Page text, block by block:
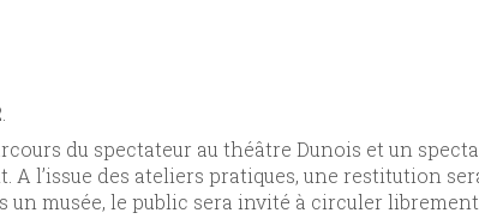
du spectateur au théâtre Dunois et un
l’issue des ateliers pratiques, une restitution
musée, le public sera invité à circuler